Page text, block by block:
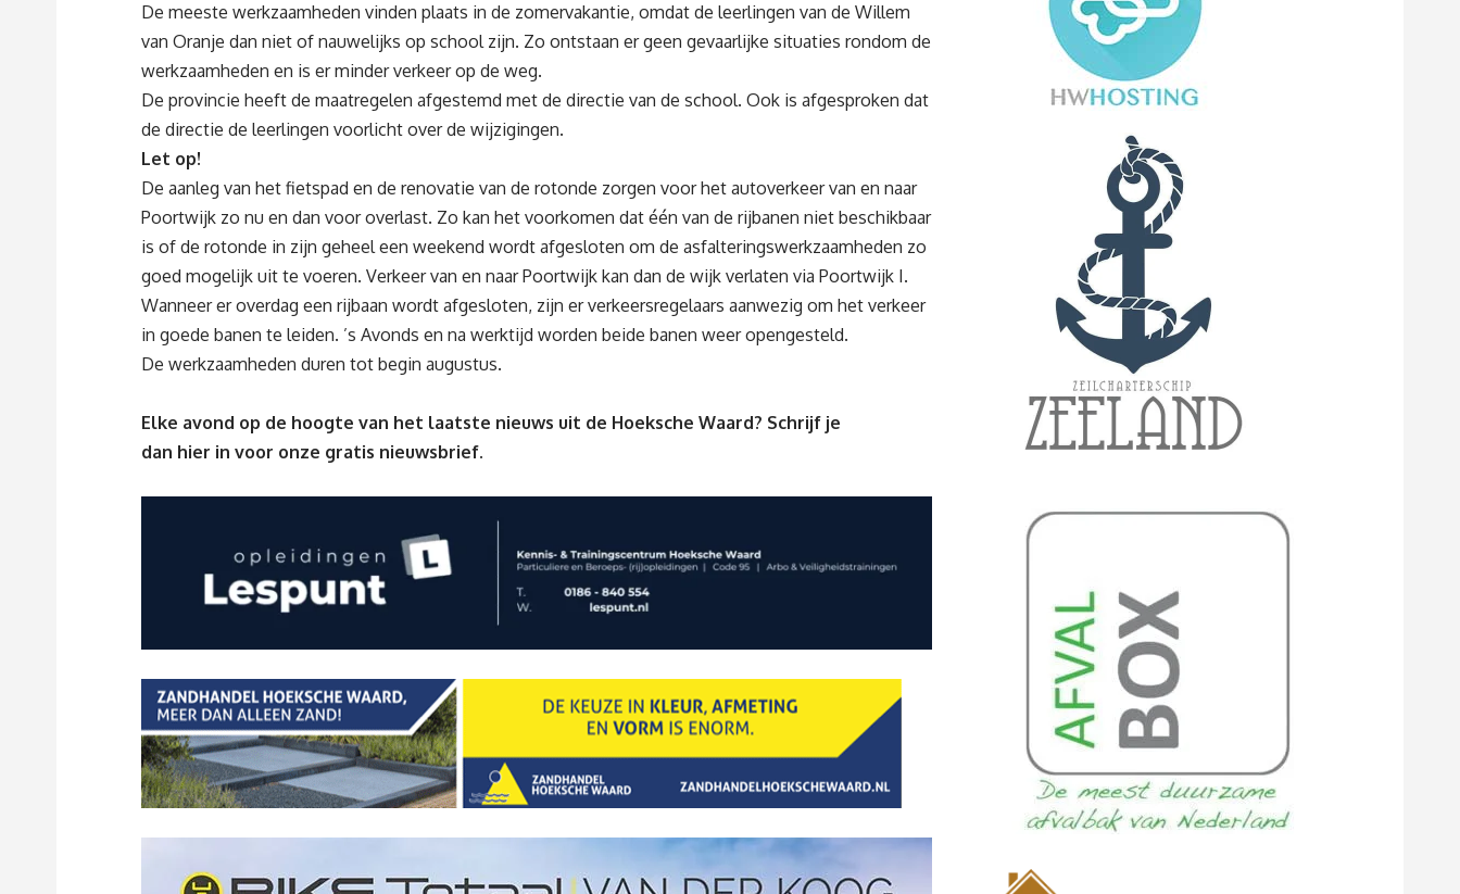
De meeste werkzaamheden vinden plaats in de zomervakantie, omdat de leerlingen van de Willem
van Oranje dan niet of nauwelijks op school zijn. Zo ontstaan er geen gevaarlijke situaties rondom de
werkzaamheden en is er minder verkeer op de weg.
De provincie heeft de maatregelen afgestemd met de directie van de school. Ook is afgesproken dat
de directie de leerlingen voorlicht over de wijzigingen.
Let op!
De aanleg van het fietspad en de renovatie van de rotonde zorgen voor het autoverkeer van en naar
Poortwijk zo nu en dan voor overlast. Zo kan het voorkomen dat één van de rijbanen niet beschikbaar
is of de rotonde in zijn geheel een weekend wordt afgesloten om de asfalteringswerkzaamheden zo
goed mogelijk uit te voeren. Verkeer van en naar Poortwijk kan dan de wijk verlaten via Poortwijk I.
Wanneer er overdag een rijbaan wordt afgesloten, zijn er verkeersregelaars aanwezig om het verkeer
in goede banen te leiden. ’s Avonds en na werktijd worden beide banen weer opengesteld.
De werkzaamheden duren tot begin augustus.
Elke avond op de hoogte van het laatste nieuws uit de Hoeksche Waard? Schrijf je
dan hier in voor onze gratis nieuwsbrief.